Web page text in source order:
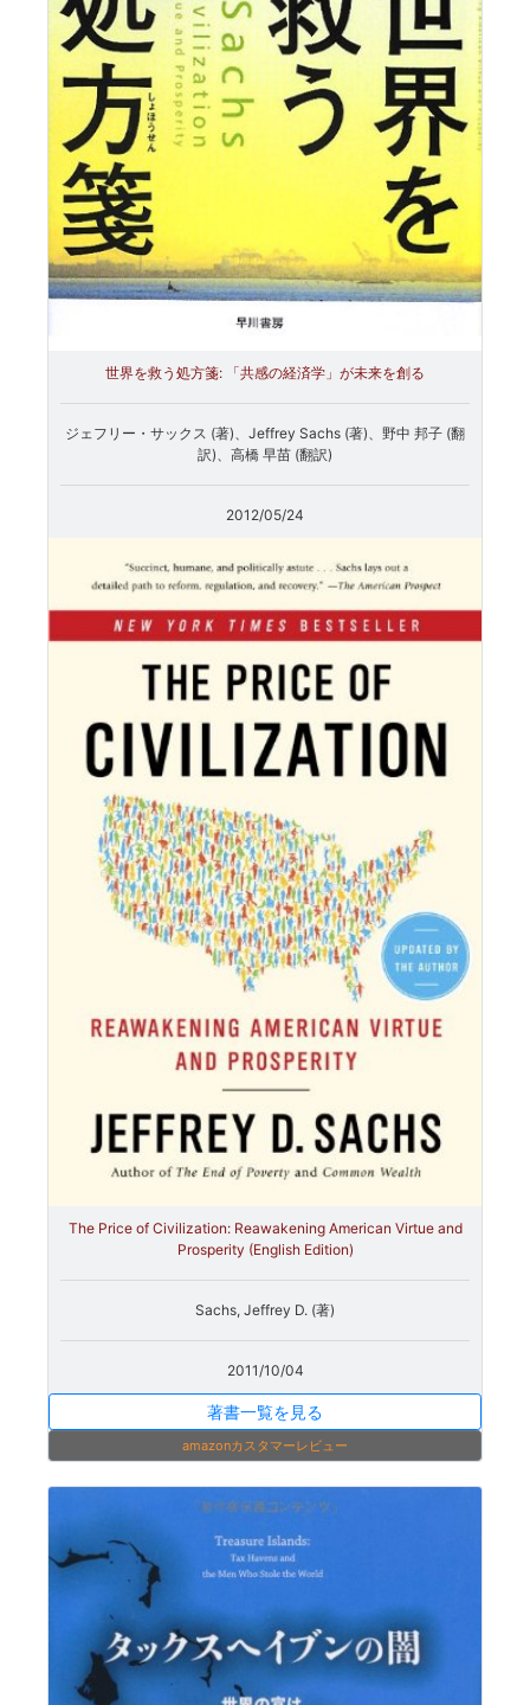
世界を救う処方箋: 「共感の経済学」が未来を創る
ジェフリー・サックス (著)、Jeffrey Sachs (著)、野中 邦子 (翻
訳)、高橋 早苗 (翻訳)
2012/05/24
The Price of Civilization: Reawakening American Virtue and
Prosperity (English Edition)
Sachs, Jeffrey D. (著)
2011/10/04
著書一覧を見る
amazonカスタマーレビュー